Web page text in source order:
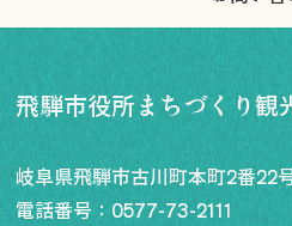
飛騨市役所まちづくり観
岐阜県飛騨市古川町本町2番22
電話番号： 0577-73-2111